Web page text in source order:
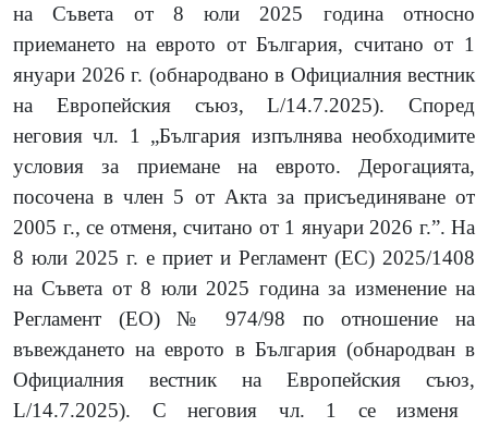
на Съвета от 8 юли 2025 година относно
приемането на еврото от България, считано от 1
януари 2026 г. (обнародвано в Официалния вестник
на Европейския съюз, L/14.7.2025). Според
неговия чл. 1 „България изпълнява необходимите
условия за приемане на еврото. Дерогацията,
посочена в член 5 от Акта за присъединяване от
2005 г., се отменя, считано от 1 януари 2026 г.”. На
8 юли 2025 г. е приет и Регламент (ЕС) 2025/1408
на Съвета от 8 юли 2025 година за изменение на
Регламент (ЕО) № 974/98 по отношение на
въвеждането на еврото в България (обнародван в
Официалния вестник на Европейския съюз,
L/14.7.2025). С неговия чл. 1 се изменя